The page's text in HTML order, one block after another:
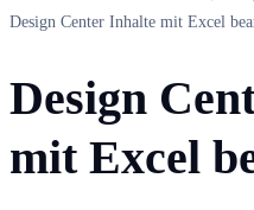
Design Center Inhalte mit Excel
Design
mit Excel